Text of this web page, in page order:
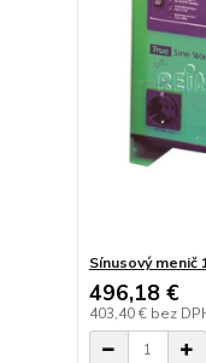
Sínusový menič
496,18 €
403,40 € bez